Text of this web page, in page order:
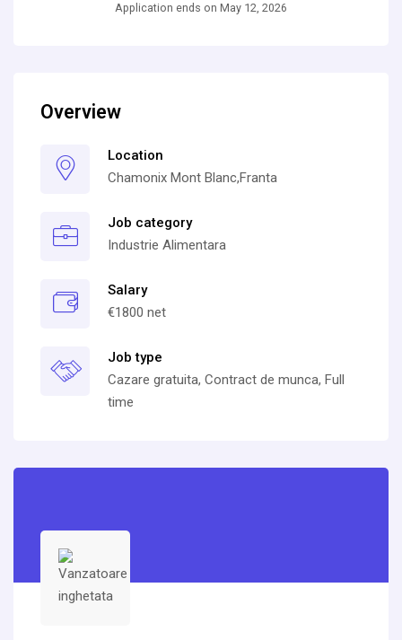
Application ends on May 12, 2026
Overview
Location
Chamonix Mont Blanc,Franta
Job category
Industrie Alimentara
Salary
€1800 net
Job type
Cazare gratuita, Contract de munca, Full
time